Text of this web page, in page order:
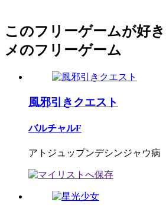
このフリーゲームが好
メのフリーゲーム
風邪引きクエスト
バルチャルF
アトジュップンデシンジャウ病